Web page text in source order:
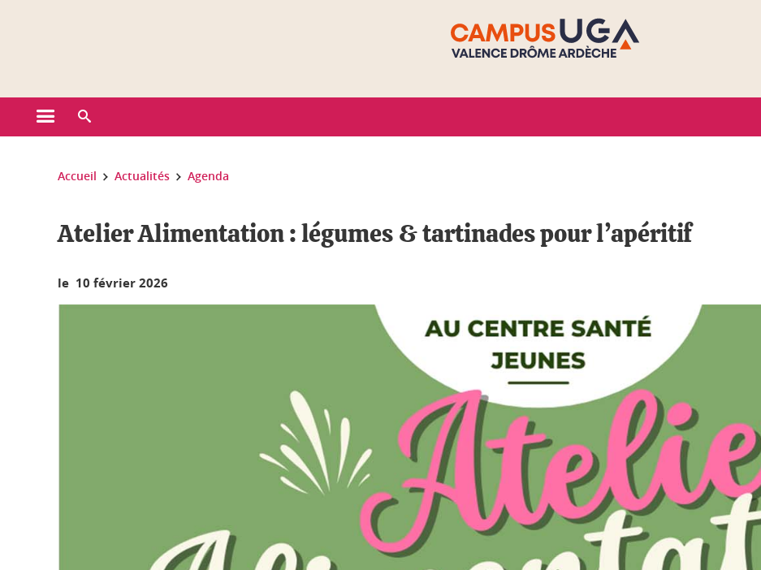
Ouvrir le menu principal
Vous êtes ici :
Accueil Actualités Agenda
Atelier Alimentation : légumes & tartinades pour l’apéritif
le 10 février 2026